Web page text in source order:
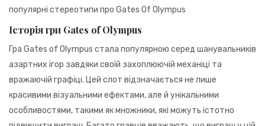
популярні стереотипи про Gates Of Оlympus
Історія гри Gates of Olympus
Гра Gates of Olympus стала популярною серед шанувальників
азартних ігор завдяки своїй захоплюючій механіці та
вражаючій графіці. Цей слот відзначається не лише
красивими візуальними ефектами, але й унікальними
особливостями, такими як множники, які можуть істотно